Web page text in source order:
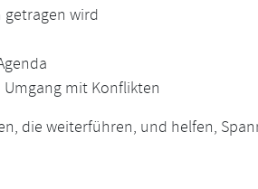
getragen wird
mit Konflikten
die weiterführen, und helfen,